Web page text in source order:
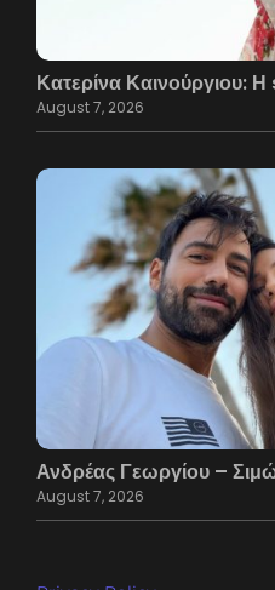
Κατερίνα Καινούργιου:
August 7, 2026
Ανδρέας Γεωργίου –
August 7, 2026